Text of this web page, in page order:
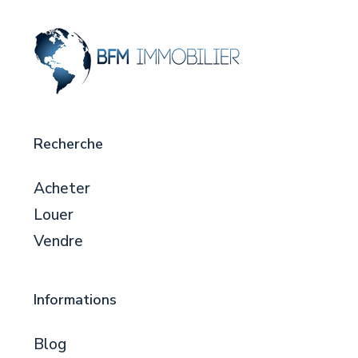
Recherche
Acheter
Louer
Vendre
Informations
Blog